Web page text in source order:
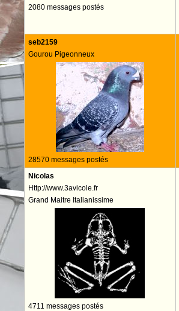
2080 messages postés
seb2159
Gourou Pigeonneux
28570 messages postés
Nicolas
Http://www.3avicole.fr
Grand Maitre Italianissime
4711 messages postés